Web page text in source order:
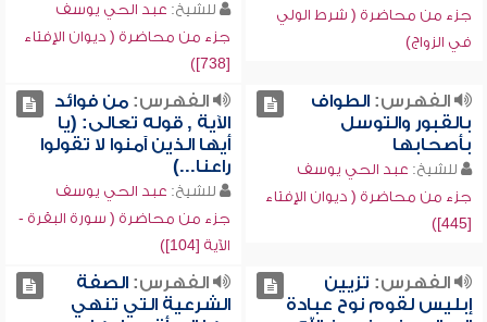
جزء من محاضرة ( شرط الولي
في الزواج)
للشيخ: عبد الحي يوسف
جزء من محاضرة ( ديوان الإفتاء
[738])
الفهرس:الطواف
بالقبور والتوسل
بأصحابها
للشيخ: عبد الحي يوسف
جزء من محاضرة ( ديوان الإفتاء
[445])
الفهرس:من فوائد
الآية , قوله تعالى: (يا
أيها الذين آمنوا لا تقولوا
راعنا...)
للشيخ: عبد الحي يوسف
جزء من محاضرة ( سورة البقرة -
الآية [104])
الفهرس: تزيين
إبليس لقوم نوح عبادة
الفهرس:الصفة
الشرعية التي تنهي